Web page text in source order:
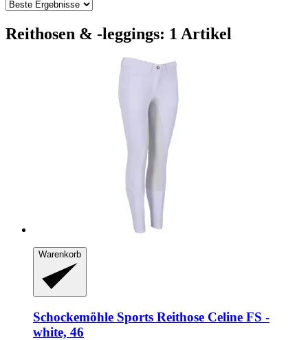
Reithosen & -leggings: 1 Artikel
Warenkorb
Schockemöhle Sports Reithose Celine FS -​
white, 46